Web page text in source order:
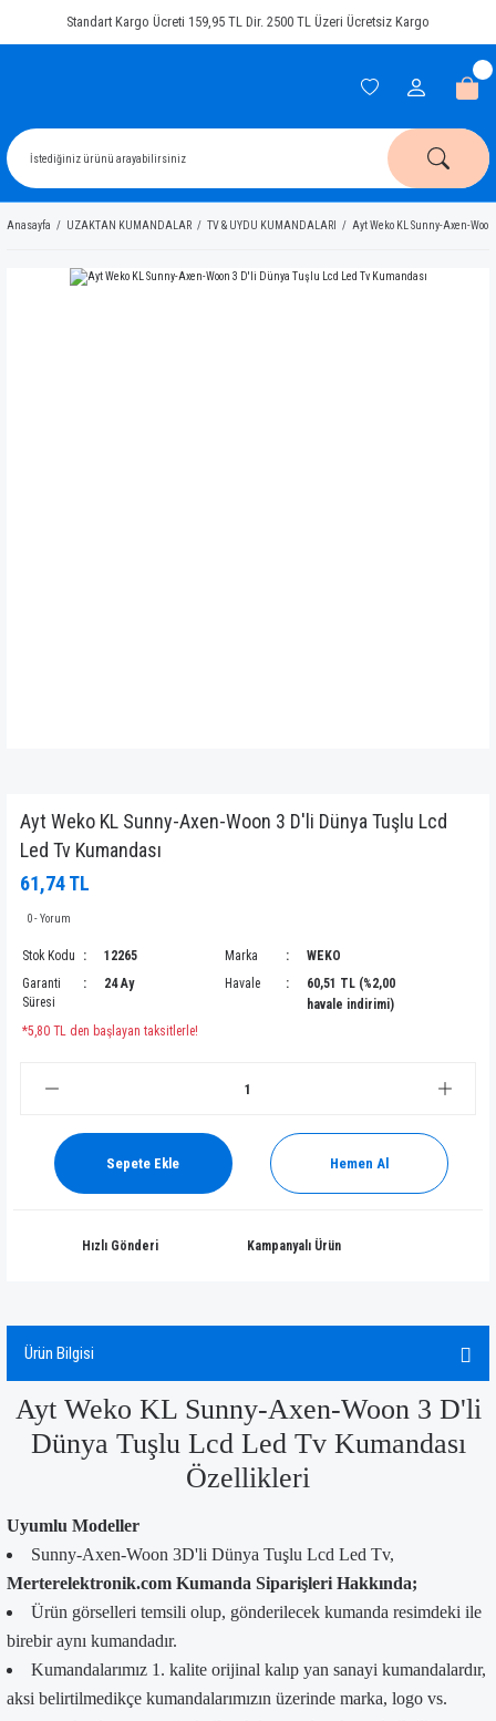
Standart Kargo Ücreti 159,95 TL Dir. 2500 TL Üzeri Ücretsiz Kargo
Anasayfa UZAKTAN KUMANDALAR TV & UYDU KUMANDALARI Ayt Weko KL Sunny-Axen-
Ayt Weko KL Sunny-Axen-Woon 3 D'li Dünya Tuşlu Lcd
Led Tv Kumandası
61,74 TL
0 - Yorum
Stok Kodu 12265 Marka
WEKO
Garanti
Süresi
24 Ay Havale
60,51 TL (%2,00
havale indirimi)
*5,80 TL den başlayan taksitlerle!
Sepete Ekle Hemen Al
Hızlı Gönderi Kampanyalı Ürün
Ürün Bilgisi
Ayt Weko KL Sunny-Axen-Woon 3 D'li
Dünya Tuşlu Lcd Led Tv Kumandası
Özellikleri
Uyumlu Modeller
Sunny-Axen-Woon 3D'li Dünya Tuşlu Lcd Led Tv,
Merterelektronik.com Kumanda Siparişleri Hakkında;
Ürün görselleri temsili olup, gönderilecek kumanda resimdeki ile
birebir aynı kumandadır.
Kumandalarımız 1. kalite orijinal kalıp yan sanayi kumandalardır,
aksi belirtilmedikçe kumandalarımızın üzerinde marka, logo vs.